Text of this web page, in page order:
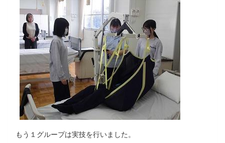
もう１グループは実技を行いました。